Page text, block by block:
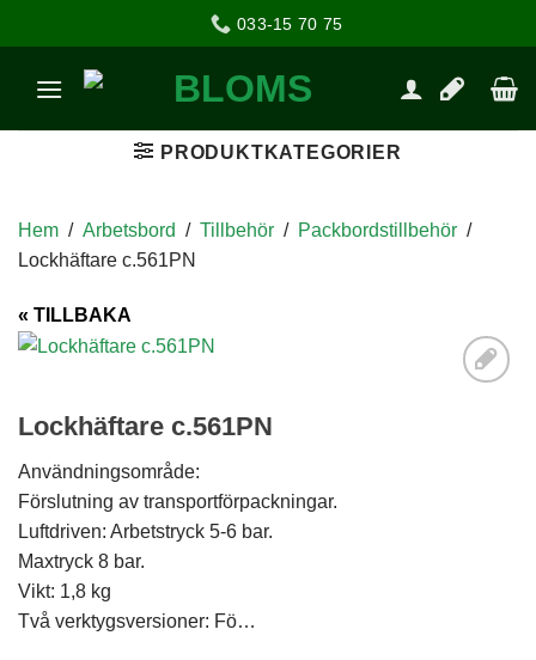
033-15 70 75
PRODUKTKATEGORIER
Hem / Arbetsbord / Tillbehör / Packbordstillbehör /
Lockhäftare c.561PN
« TILLBAKA
Lockhäftare c.561PN
Användningsområde:
Förslutning av transportförpackningar.
Luftdriven: Arbetstryck 5-6 bar.
Maxtryck 8 bar.
Vikt: 1,8 kg
Två verktygsversioner: Fö…